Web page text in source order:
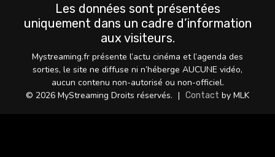
Les données sont présentées
uniquement dans un cadre d’information
aux visiteurs.
Mystreaming.fr présente l’actu cinéma et l’agenda des
sorties, le site ne diffuse ni n’héberge AUCUNE vidéo,
aucun contenu non-autorisé ou non-officiel.
© 2026 MyStreaming Droits réservés. | Contact by MLK